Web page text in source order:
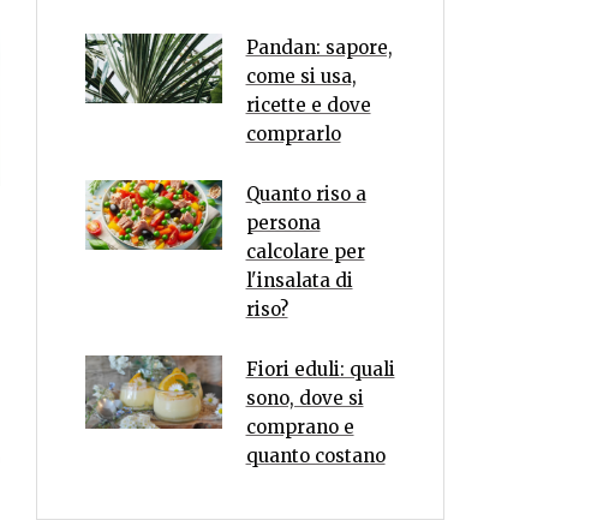
Pandan: sapore,
come si usa,
ricette e dove
comprarlo
Quanto riso a
persona
calcolare per
l'insalata di
riso?
Fiori eduli: quali
sono, dove si
comprano e
quanto costano